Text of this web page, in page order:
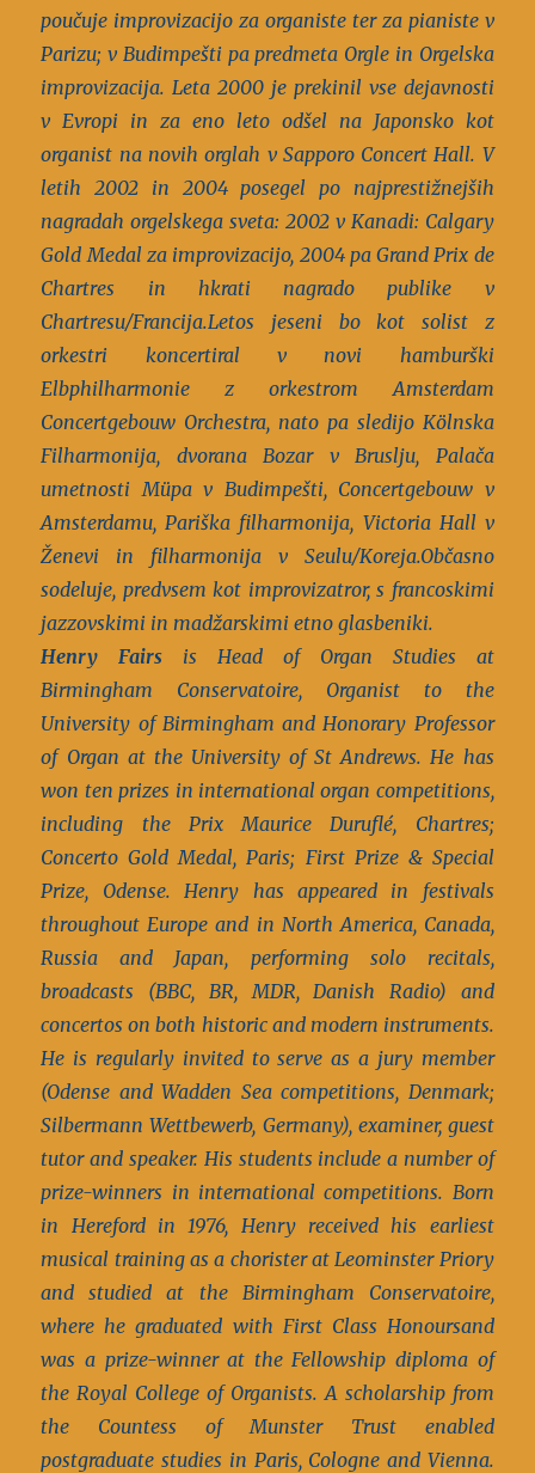
poučuje improvizacijo za organiste ter za pianiste v
Parizu; v Budimpešti pa predmeta Orgle in Orgelska
improvizacija. Leta 2000 je prekinil vse dejavnosti
v Evropi in za eno leto odšel na Japonsko kot
organist na novih orglah v Sapporo Concert Hall. V
letih 2002 in 2004 posegel po najprestižnejših
nagradah orgelskega sveta: 2002 v Kanadi: Calgary
Gold Medal za improvizacijo, 2004 pa Grand Prix de
Chartres in hkrati nagrado publike v
Chartresu/Francija.Letos jeseni bo kot solist z
orkestri koncertiral v novi hamburški
Elbphilharmonie z orkestrom Amsterdam
Concertgebouw Orchestra, nato pa sledijo Kölnska
Filharmonija, dvorana Bozar v Bruslju, Palača
umetnosti Müpa v Budimpešti, Concertgebouw v
Amsterdamu, Pariška filharmonija, Victoria Hall v
Ženevi in filharmonija v Seulu/Koreja.Občasno
sodeluje, predvsem kot improvizatror, s francoskimi
jazzovskimi in madžarskimi etno glasbeniki.
Henry Fairs is Head of Organ Studies at
Birmingham Conservatoire, Organist to the
University of Birmingham and Honorary Professor
of Organ at the University of St Andrews. He has
won ten prizes in international organ competitions,
including the Prix Maurice Duruflé, Chartres;
Concerto Gold Medal, Paris; First Prize & Special
Prize, Odense. Henry has appeared in festivals
throughout Europe and in North America, Canada,
Russia and Japan, performing solo recitals,
broadcasts (BBC, BR, MDR, Danish Radio) and
concertos on both historic and modern instruments.
He is regularly invited to serve as a jury member
(Odense and Wadden Sea competitions, Denmark;
Silbermann Wettbewerb, Germany), examiner, guest
tutor and speaker. His students include a number of
prize-winners in international competitions. Born
in Hereford in 1976, Henry received his earliest
musical training as a chorister at Leominster Priory
and studied at the Birmingham Conservatoire,
where he graduated with First Class Honoursand
was a prize-winner at the Fellowship diploma of
the Royal College of Organists. A scholarship from
the Countess of Munster Trust enabled
postgraduate studies in Paris, Cologne and Vienna.